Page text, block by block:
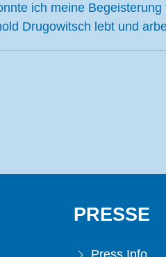
ich meine
Drugowitsch lebt und
PRESSE
Press Info